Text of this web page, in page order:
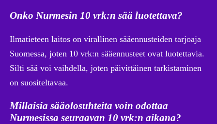
Onko Nurmesin 10 vrk:n sää luotettava?
Ilmatieteen laitos on virallinen sääennusteiden tarjoaja
Suomessa, joten 10 vrk:n sääennusteet ovat luotettavia.
Silti sää voi vaihdella, joten päivittäinen tarkistaminen
on suositeltavaa.
Millaisia sääolosuhteita voin odottaa
Nurmesissa seuraavan 10 vrk:n aikana?